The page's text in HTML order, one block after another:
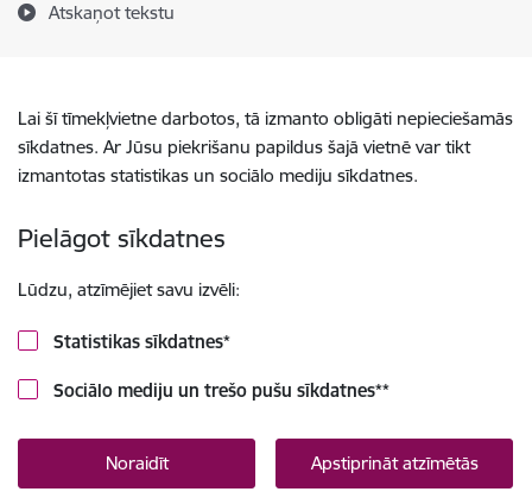
Atskaņot tekstu
Lai šī tīmekļvietne darbotos, tā izmanto obligāti nepieciešamās
sīkdatnes. Ar Jūsu piekrišanu papildus šajā vietnē var tikt
izmantotas statistikas un sociālo mediju sīkdatnes.
Pielāgot sīkdatnes
Lūdzu, atzīmējiet savu izvēli:
Statistikas sīkdatnes*
Sociālo mediju un trešo pušu sīkdatnes**
Noraidīt Apstiprināt atzīmētās